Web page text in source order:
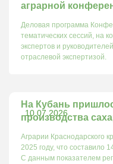
аграрной
Деловая программа
тематических сессий, на
экспертов и
отраслевой экспертизой.
10.07.2026
На Кубань
производства
Аграрии Краснодарского
2025 году, что составило
С данным показателем